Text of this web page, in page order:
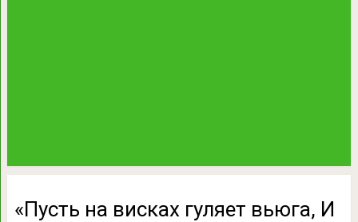
«Пусть на висках гуляет вьюга, И